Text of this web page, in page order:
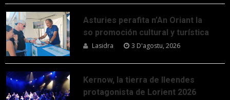
Asturies perafita n’An Oriant la
so promoción cultural y turística
Lasidra 3 D'agostu, 2026
Kernow, la tierra de lleendes
protagonista de Lorient 2026